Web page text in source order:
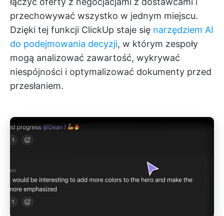
przechowywać wszystko w jednym miejscu.
Dzięki tej funkcji ClickUp staje się narzędziem AI
do podejmowania decyzji, w którym zespoły
mogą analizować zawartość, wykrywać
niespójności i optymalizować dokumenty przed
przesłaniem.